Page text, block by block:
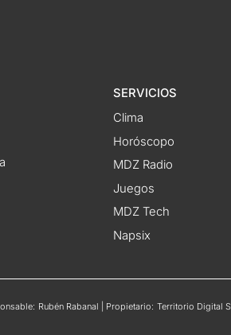
SERVICIOS
Clima
Horóscopo
MDZ Radio
Juegos
MDZ Tech
Napsix
Rubén Rabanal | Propietario: Territorio Digital